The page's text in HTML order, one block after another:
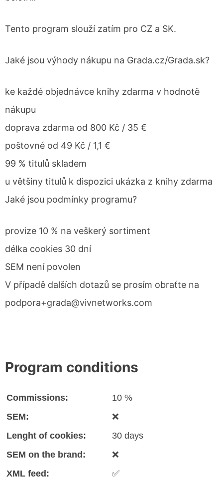
Tento program slouží zatím pro CZ a SK.
Jaké jsou výhody nákupu na Grada.cz/Grada.sk?
ke každé objednávce knihy zdarma v hodnotě
nákupu
doprava zdarma od 800 Kč / 35 €
poštovné od 49 Kč / 1,1 €
99 % titulů skladem
u většiny titulů k dispozici ukázka z knihy zdarma
Jaké jsou podmínky programu?
provize 10 % na veškerý sortiment
délka cookies 30 dní
SEM není povolen
V případě dalších dotazů se prosím obraťte na
podpora+grada@vivnetworks.com
Program conditions
Commissions:
10 %
SEM:
❌
Lenght of cookies:
30 days
SEM on the brand:
❌
XML feed:
✅